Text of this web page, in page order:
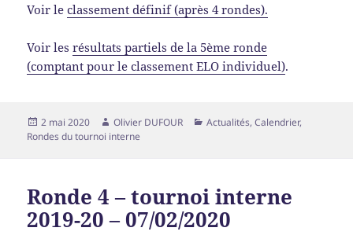
Voir leclassement définif (après 4 rondes).
Voir lesrésultats partiels de la 5ème ronde
(comptant pour le classement ELO individuel).
2 mai 2020 Olivier DUFOUR Actualités,Calendrier,
Rondes du tournoi interne
Ronde 4 – tournoi interne
2019-20 – 07/02/2020